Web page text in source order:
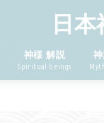
日
神様 解説
Spiritual beings